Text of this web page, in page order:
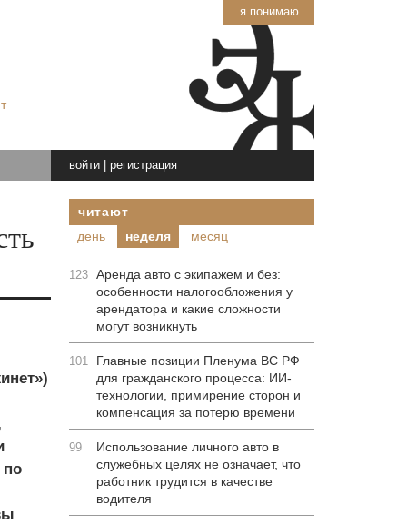
я понимаю
войти| регистрация
по
читают
день
неделя месяц
123 Аренда авто с экипажем и без:
особенности налогообложения у
арендатора и какие сложности
могут возникнуть
101
Главные позиции Пленума ВС РФ
для гражданского процесса: ИИ-
технологии, примирение сторон и
компенсация за потерю времени
99
Использование личного авто в
служебных целях не означает, что
работник трудится в качестве
водителя